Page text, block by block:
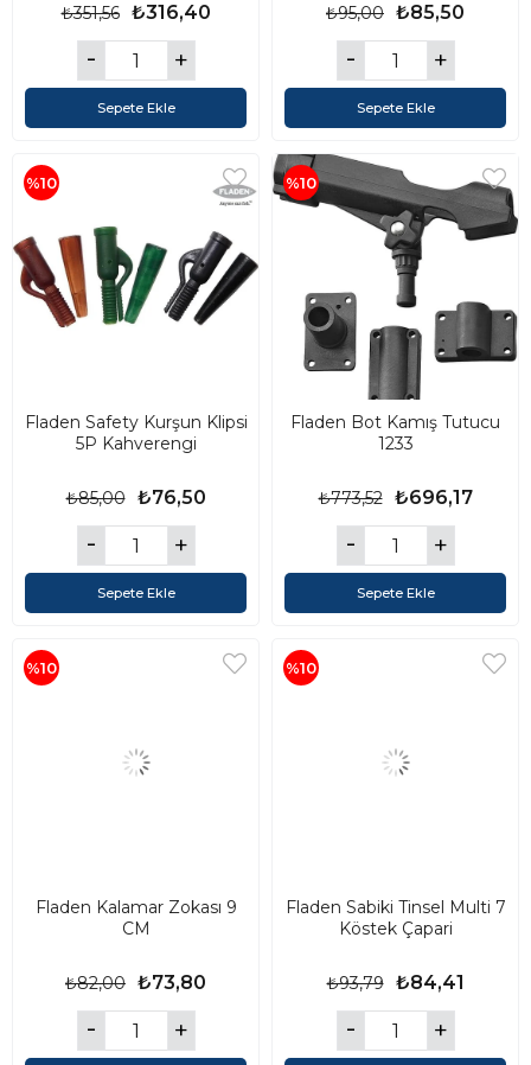
₺316,40
₺351,56
Sepete Ekle
₺85,50
₺95,00
Sepete Ekle
Fladen Safety Kurşun Klipsi
5P Kahverengi
₺76,50
₺85,00
Sepete Ekle
%10
Fladen Bot Kamış Tutucu
1233
₺696,17
₺773,52
Sepete Ekle
%10
Fladen Kalamar Zokası 9
CM
₺73,80
₺82,00
%10
Fladen Sabiki Tinsel Multi 7
Köstek Çapari
₺84,41
₺93,79
%10